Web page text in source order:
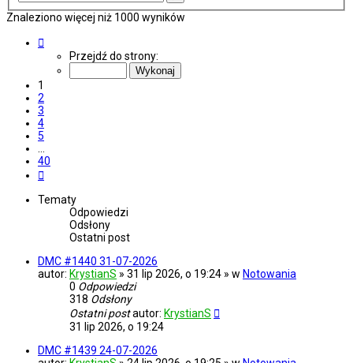
Znaleziono więcej niż 1000 wyników
Przejdź do strony:
1
2
3
4
5
…
40
Tematy
Odpowiedzi
Odsłony
Ostatni post
DMC #1440 31-07-2026
autor: KrystianS » 31 lip 2026, o 19:24 » w Notowania
0 Odpowiedzi
318 Odsłony
Ostatni postautor: KrystianS
31 lip 2026, o 19:24
DMC #1439 24-07-2026